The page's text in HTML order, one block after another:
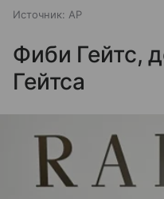
Источник: AP
Фиби Гейтс,
Гейтса